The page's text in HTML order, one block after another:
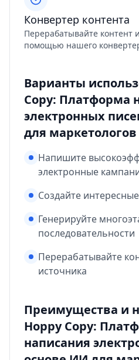
Конвертер контента
Перерабатывайте контент
помощью нашего
Варианты
Copy: Платформа
электронных
для маркетологов
Напишите
электронные
Создайте
Генерируйте
последовательности
Перерабатывайте
источника
Преимущества и
Hoppy Copy:
написания